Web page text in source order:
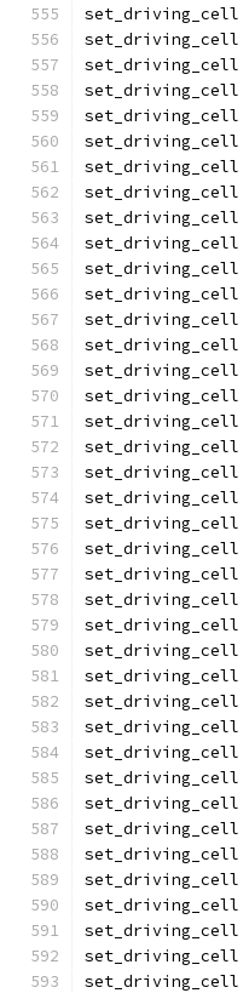
set_driving_cell
set_driving_cell
set_driving_cell
set_driving_cell
set_driving_cell
set_driving_cell
set_driving_cell
set_driving_cell
set_driving_cell
set_driving_cell
set_driving_cell
set_driving_cell
set_driving_cell
set_driving_cell
set_driving_cell
set_driving_cell
set_driving_cell
set_driving_cell
set_driving_cell
set_driving_cell
set_driving_cell
set_driving_cell
set_driving_cell
set_driving_cell
set_driving_cell
set_driving_cell
set_driving_cell
set_driving_cell
set_driving_cell
set_driving_cell
set_driving_cell
set_driving_cell
set_driving_cell
set_driving_cell
set_driving_cell
set_driving_cell
set_driving_cell
set_driving_cell
set_driving_cell